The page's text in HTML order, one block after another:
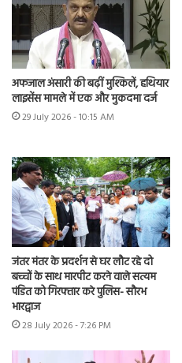
अफजाल अंसारी की बढ़ीं मुश्किलें, हथियार
लाइसेंस मामले में एक और मुकदमा दर्ज
29 July 2026 - 10:15 AM
जंतर मंतर के प्रदर्शन से घर लौट रहे दो
बच्चों के साथ मारपीट करने वाले सत्यम
पंडित को गिरफ्तार करे पुलिस- सौरभ
भारद्वाज
28 July 2026 - 7:26 PM